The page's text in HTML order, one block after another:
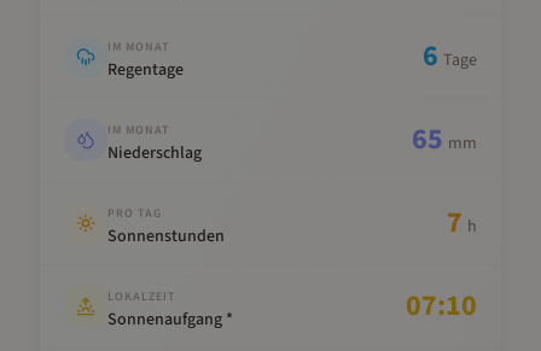
IM MONAT
Regentage 6 Tage
IM MONAT
Niederschlag 65 mm
PRO TAG
Sonnenstunden 7 h
LOKALZEIT
Sonnenaufgang * 07:10